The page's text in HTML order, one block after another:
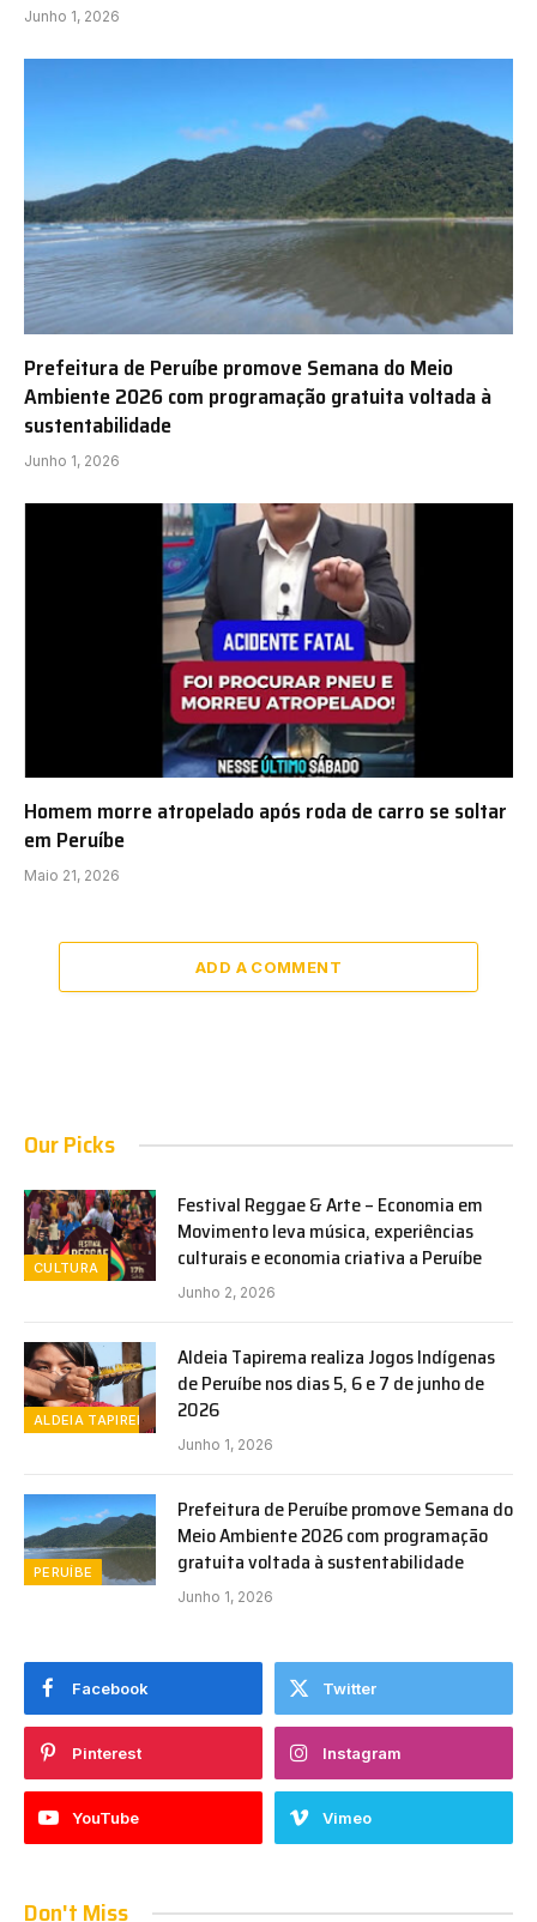
Junho 1, 2026
Prefeitura de Peruíbe promove Semana do Meio
Ambiente 2026 com programação gratuita voltada à
sustentabilidade
Junho 1, 2026
Homem morre atropelado após roda de carro se soltar
em Peruíbe
Maio 21, 2026
ADD A COMMENT
Our Picks
CULTURA
Festival Reggae & Arte – Economia em
Movimento leva música, experiências
culturais e economia criativa a Peruíbe
Junho 2, 2026
ALDEIA TAPIREMA
Aldeia Tapirema realiza Jogos Indígenas
de Peruíbe nos dias 5, 6 e 7 de junho de
2026
Junho 1, 2026
PERUÍBE
Prefeitura de Peruíbe promove Semana do
Meio Ambiente 2026 com programação
gratuita voltada à sustentabilidade
Junho 1, 2026
Facebook Twitter
Pinterest Instagram
YouTube Vimeo
Don't Miss